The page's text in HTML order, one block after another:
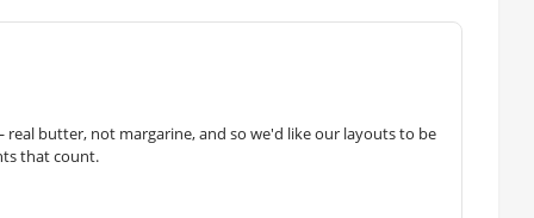
butter, not margarine, and so we'd like our layouts to be
that count.